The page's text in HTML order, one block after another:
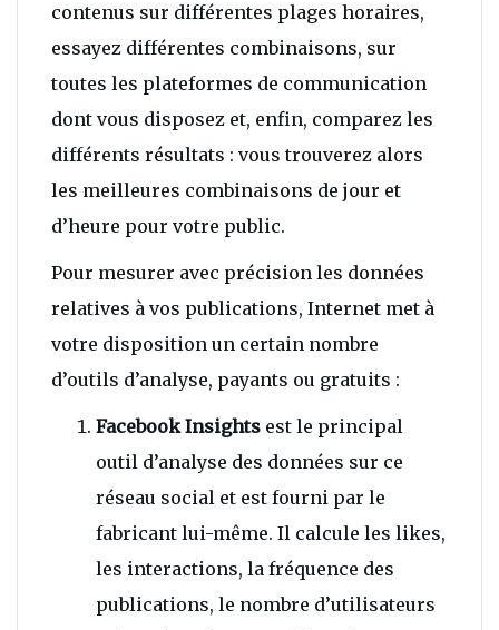
contenus sur différentes plages horaires,
essayez différentes combinaisons, sur
toutes les plateformes de communication
dont vous disposez et, enfin, comparez les
différents résultats : vous trouverez alors
les meilleures combinaisons de jour et
d’heure pour votre public.
Pour mesurer avec précision les données
relatives à vos publications, Internet met à
votre disposition un certain nombre
d’outils d’analyse, payants ou gratuits :
Facebook Insights est le principal
outil d’analyse des données sur ce
réseau social et est fourni par le
fabricant lui-même. Il calcule les likes,
les interactions, la fréquence des
publications, le nombre d’utilisateurs